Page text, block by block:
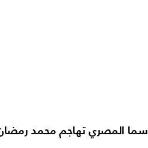
سما المصري تهاجم محمد